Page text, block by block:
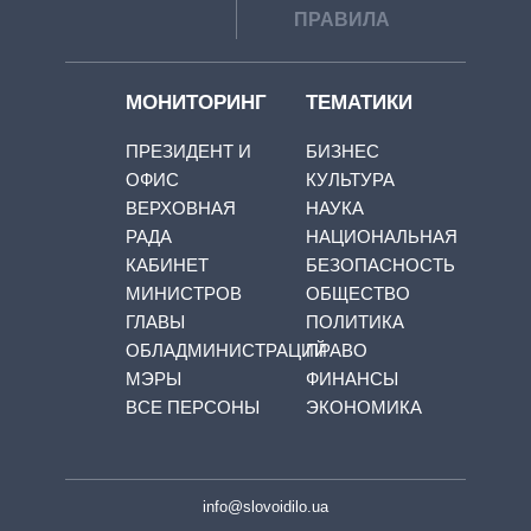
ПРАВИЛА
МОНИТОРИНГ
ПРЕЗИДЕНТ И
ОФИС
ВЕРХОВНАЯ
РАДА
КАБИНЕТ
МИНИСТРОВ
ГЛАВЫ
ОБЛАДМИНИСТРАЦИЙ
МЭРЫ
ВСЕ ПЕРСОНЫ
ТЕМАТИКИ
БИЗНЕС
КУЛЬТУРА
НАУКА
НАЦИОНАЛЬНАЯ
БЕЗОПАСНОСТЬ
ОБЩЕСТВО
ПОЛИТИКА
ПРАВО
ФИНАНСЫ
ЭКОНОМИКА
info@slovoidilo.ua